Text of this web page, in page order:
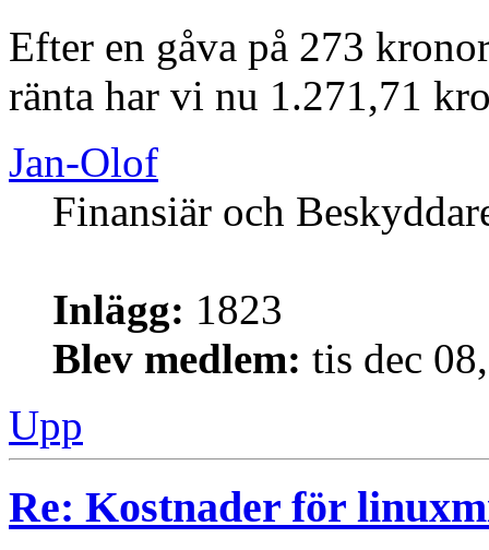
Efter en gåva på 273
ränta har vi nu 1.271,71
Jan-Olof
Finansiär och
Inlägg: 1823
Blev medlem: tis dec
Upp
Re: Kostnader för